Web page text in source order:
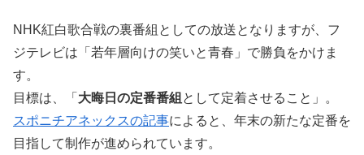
NHK紅白歌合戦の裏番組としての放送となりますが、フ
ジテレビは「若年層向けの笑いと青春」で勝負をかけま
す。
目標は、「 大晦日の定番番組 として定着させること」。
スポニチアネックスの記事によると、年末の新たな定番を
目指して制作が進められています。